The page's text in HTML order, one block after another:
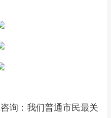
询：我们普通市民最关